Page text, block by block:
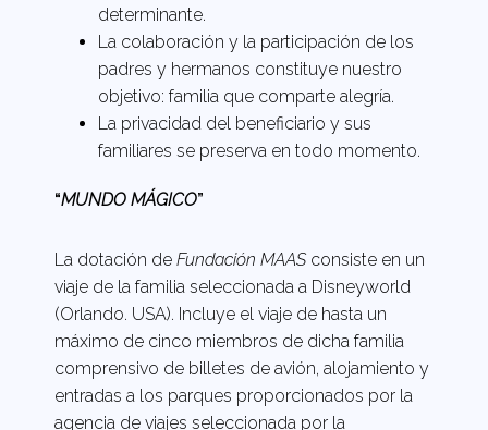
determinante.
La colaboración y la participación de los
padres y hermanos constituye nuestro
objetivo: familia que comparte alegría.
La privacidad del beneficiario y sus
familiares se preserva en todo momento.
“MUNDO MÁGICO”
La dotación de Fundación MAAS consiste en un
viaje de la familia seleccionada a Disneyworld
(Orlando. USA). Incluye el viaje de hasta un
máximo de cinco miembros de dicha familia
comprensivo de billetes de avión, alojamiento y
entradas a los parques proporcionados por la
agencia de viajes seleccionada por la